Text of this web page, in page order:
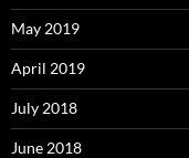
May 2019
April 2019
July 2018
June 2018